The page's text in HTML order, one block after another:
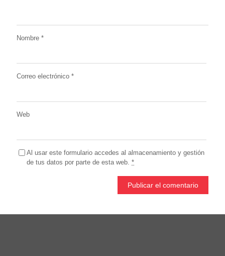
Nombre *
Correo electrónico *
Web
Al usar este formulario accedes al almacenamiento y gestión
de tus datos por parte de esta web. *